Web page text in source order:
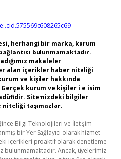
herhangi bir marka, kurum
bulunmamaktadır.
makaleler
alan içerikler haber niteliği
ve kişiler hakkında
Gerçek kurum ve kişiler ile isim
Sitemizdeki bilgiler
taşımazlar.
Bilgi Teknolojileri ve İletişim
bir Yer Sağlayıcı olarak hizmet
içerikleri proaktif olarak denetleme
bulunmamaktadır. Ancak, üyelerimiz